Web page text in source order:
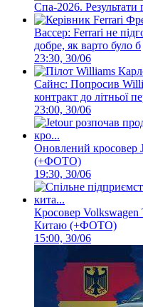
Спа-2026. Результати
Вассер: Ferrari не
добре, як варто було б
23:30, 30/06
Сайнс: Попросив
контракт до літньої
23:00, 30/06
Оновлений кросовер
(+ФОТО)
19:30, 30/06
Кросовер
Китаю (+ФОТО)
15:00, 30/06